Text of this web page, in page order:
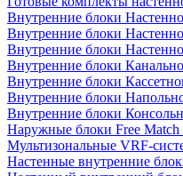
Внутренние блоки
Внутренние блоки
Внутренние блоки
Внутренние блоки
Внутренние блоки
Внутренние блоки
Внутренние блоки
Наружные блоки Free Match
Мультизональные VRF-
Настенные внутренние